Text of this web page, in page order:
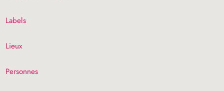
Labels
Lieux
Personnes